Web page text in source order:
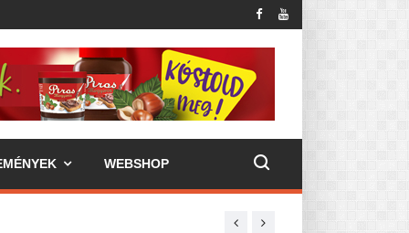
WEBSHOP